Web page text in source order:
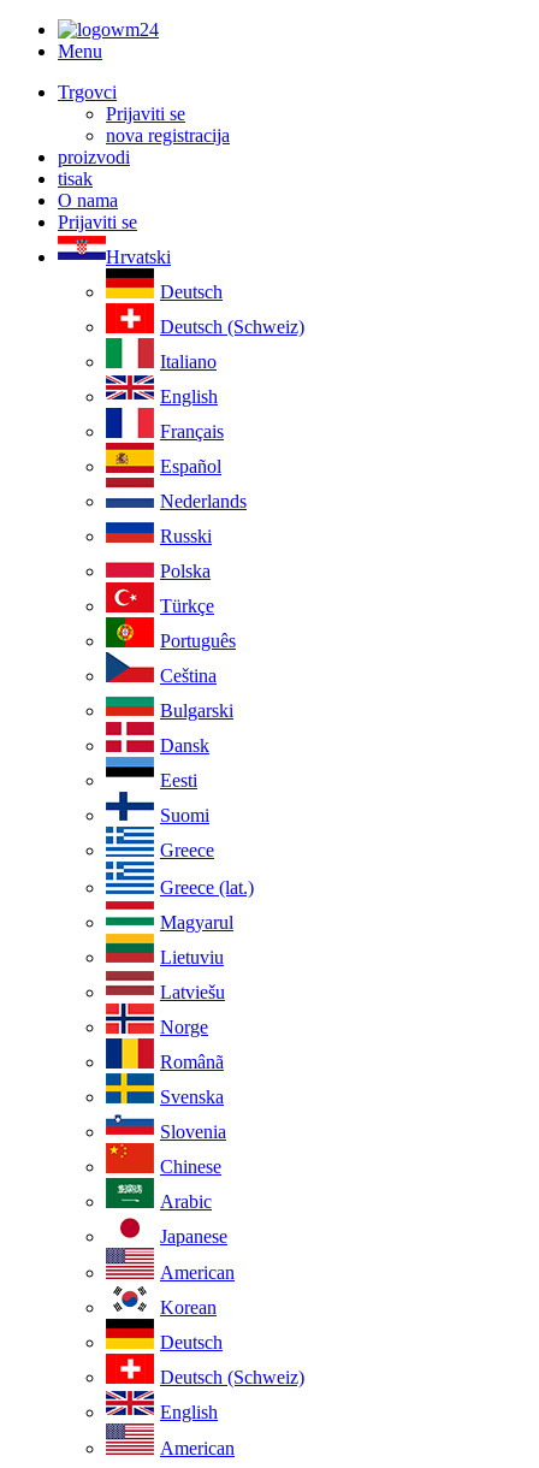
Menu
Trgovci
Prijaviti se
nova registracija
proizvodi
tisak
O nama
Prijaviti se
Hrvatski
Deutsch
Deutsch (Schweiz)
Italiano
English
Français
Español
Nederlands
Russki
Polska
Türkçe
Português
Ceština
Bulgarski
Dansk
Eesti
Suomi
Greece
Greece (lat.)
Magyarul
Lietuviu
Latviešu
Norge
Românã
Svenska
Slovenia
Chinese
Arabic
Japanese
American
Korean
Deutsch
Deutsch (Schweiz)
English
American